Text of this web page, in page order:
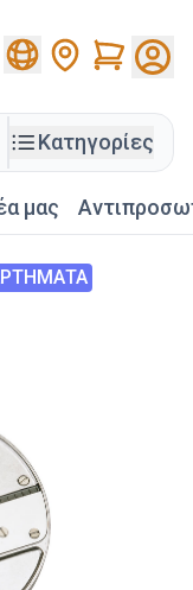
Cart
Κατηγορίες
μας